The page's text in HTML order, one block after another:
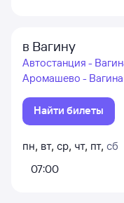
в Вагину
Автостанция -
Аромашево - Вагина
Найти билеты
пн, вт, ср, чт, пт, сб
07:00